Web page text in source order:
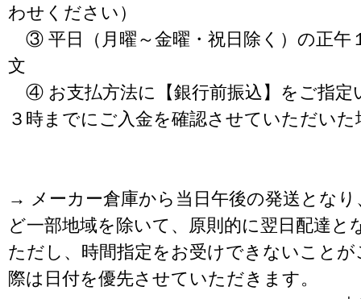
わせください）
③ 平日（月曜～金曜・祝日除く）の正午
文
④ お支払方法に【銀行前振込】をご指定
３時までにご入金を確認させていただいた
→ メーカー倉庫から当日午後の発送となり
ど一部地域を除いて、原則的に翌日配達と
ただし、時間指定をお受けできないこと
際は日付を優先させていただきます。